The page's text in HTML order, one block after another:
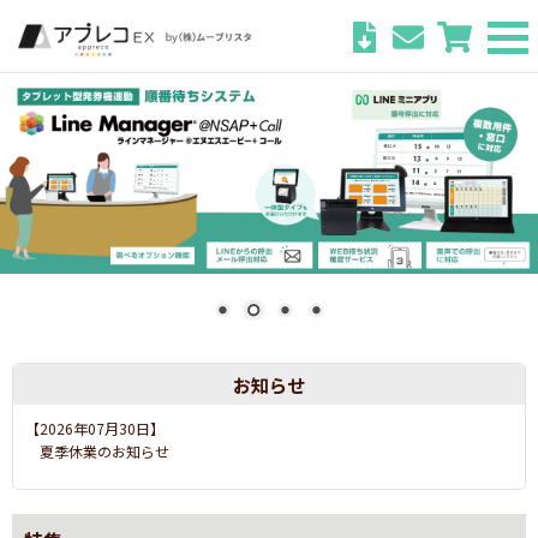
お知らせ
【2026年07月03日】
運営会社社名変更のお知らせ